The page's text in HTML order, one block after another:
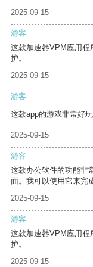
2025-09-15
游客
这款加速器VPM应用程
护。
2025-09-15
游客
这款app的游戏非常好
2025-09-15
游客
这款办公软件的功能非
面。我可以使用它来完
2025-09-15
游客
这款加速器VPM应用程
护。
2025-09-15